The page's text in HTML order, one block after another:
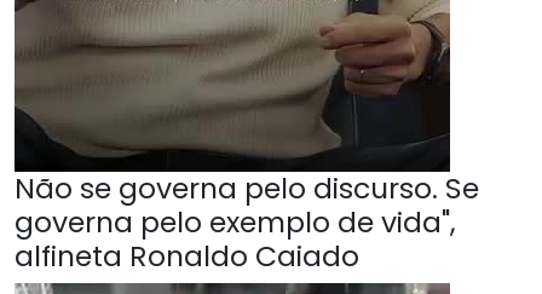
Não se governa pelo discurso. Se
governa pelo exemplo de vida",
alfineta Ronaldo Caiado